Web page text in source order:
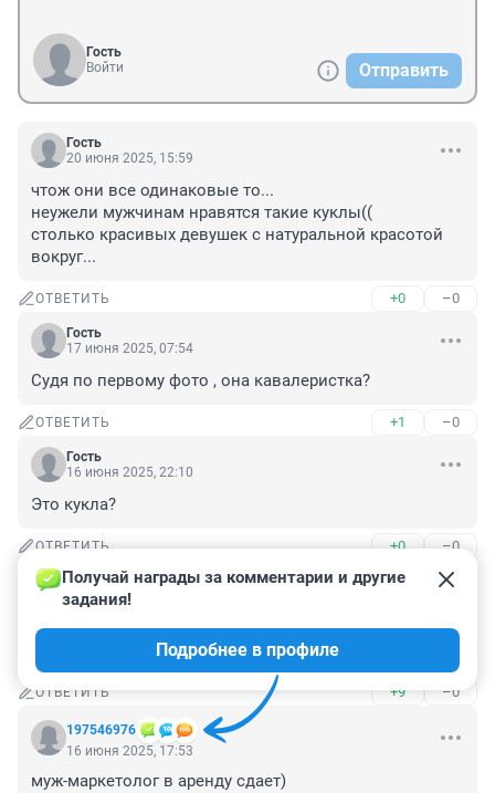
Гость
Войти
Отправить
Гость
20 июня 2025, 15:59
чтож они все одинаковые то...
неужели мужчинам нравятся такие куклы((
столько красивых девушек с натуральной красотой
вокруг...
ОТВЕТИТЬ +0 –0
Гость
17 июня 2025, 07:54
Судя по первому фото , она кавалеристка?
ОТВЕТИТЬ +1 –0
Гость
16 июня 2025, 22:10
Это кукла?
ОТВЕТИТЬ +0 –0
Гость
16 июня 2025, 18:09
До чего дошел прогресс, куклы силиконовые из
магазинов одушевились
ОТВЕТИТЬ +9 –0
197546976
Получай награды за комментарии и другие
задания!
Подробнее в профиле
16 июня 2025, 17:53
муж-маркетолог в аренду сдает)